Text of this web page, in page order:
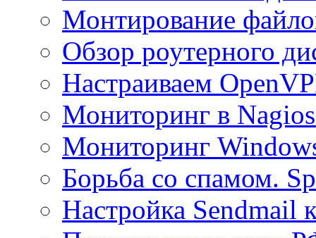
Монтирование
Обзор роутерного
Настраиваем
Мониторинг в
Мониторинг
Борьба со спамом.
Настройка Sendmail